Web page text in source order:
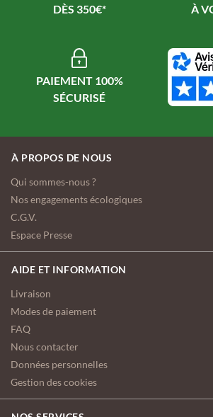
DÈS 350€*
PAIEMENT 100%
À PROPOS DE NOUS
Qui sommes-nous ?
Nos engagements écologiques
C.G.V.
Espace Presse
AIDE ET INFORMATION
Livraison
Modes de paiement
FAQ
Nous contacter
Données personnelles
Gestion des cookies